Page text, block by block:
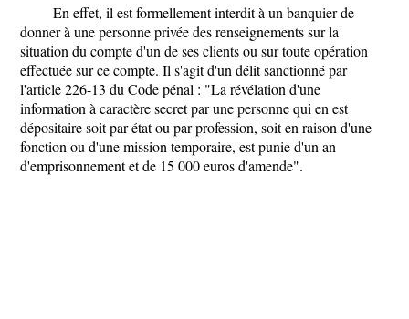
En effet, il est formellement interdit à un banquier de
donner à une personne privée des renseignements sur la
situation du compte d'un de ses clients ou sur toute opération
effectuée sur ce compte. Il s'agit d'un délit sanctionné par
l'article 226-13 du Code pénal : "La révélation d'une
information à caractère secret par une personne qui en est
dépositaire soit par état ou par profession, soit en raison d'une
fonction ou d'une mission temporaire, est punie d'un an
d'emprisonnement et de 15 000 euros d'amende".